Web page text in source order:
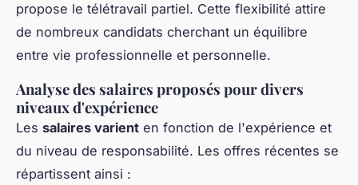
propose le télétravail partiel. Cette flexibilité attire
de nombreux candidats cherchant un équilibre
entre vie professionnelle et personnelle.
Analyse des salaires proposés pour divers
niveaux d'expérience
Les salaires varient en fonction de l'expérience et
du niveau de responsabilité. Les offres récentes se
répartissent ainsi :